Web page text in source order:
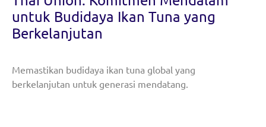
untuk Budidaya Ikan Tuna yang
Berkelanjutan
Memastikan budidaya ikan tuna global yang
berkelanjutan untuk generasi mendatang.